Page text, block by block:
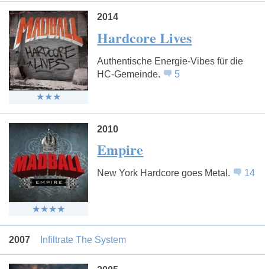
2014
Hardcore Lives
Authentische Energie-Vibes für die
HC-Gemeinde.
5
2010
Empire
New York Hardcore goes Metal. 14
2007 Infiltrate The System